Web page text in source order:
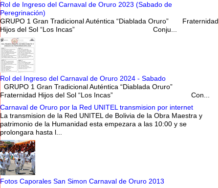
Rol de Ingreso del Carnaval de Oruro 2023 (Sabado de
Peregrinación)
GRUPO 1 Gran Tradicional Auténtica “Diablada Oruro” Fraternidad
Hijos del Sol “Los Incas” Conju...
Rol del Ingreso del Carnaval de Oruro 2024 - Sabado
GRUPO 1 Gran Tradicional Auténtica “Diablada Oruro”
Fraternidad Hijos del Sol “Los Incas” Con...
Carnaval de Oruro por la Red UNITEL transmision por internet
La transmision de la Red UNITEL de Bolivia de la Obra Maestra y
patrimonio de la Humanidad esta empezara a las 10:00 y se
prolongara hasta l...
Fotos Caporales San Simon Carnaval de Oruro 2013